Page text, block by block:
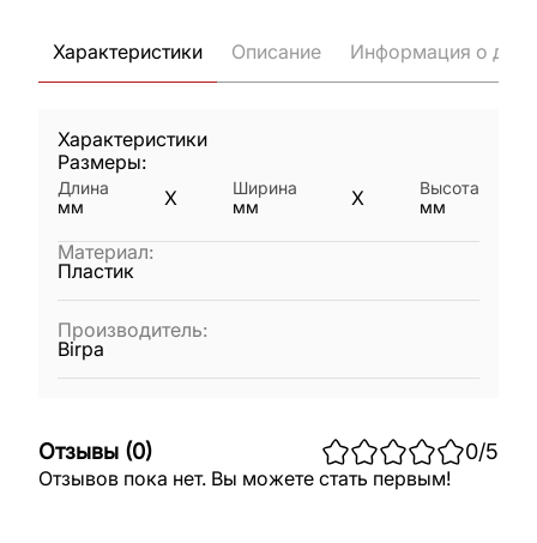
Характеристики Описание Информация о
Характеристики
Размеры:
Длина
мм
X
Ширина
мм
X
Высота
мм
Материал:
Пластик
Производитель:
Birpa
Отзывы (0) 0/5
Отзывов пока нет. Вы можете стать первым!